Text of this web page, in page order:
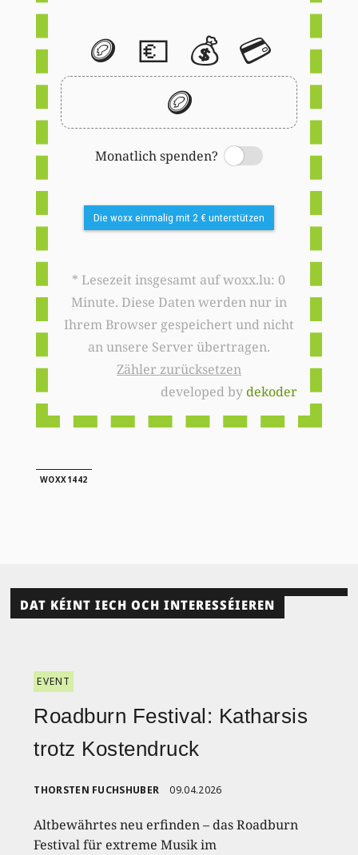
🪙 💶 💰 💳
🪙
Monatlich spenden?
Switch
Die woxx einmalig mit 2 € unterstützen
* Lesezeit insgesamt auf woxx.lu: 0
Minute. Diese Daten werden nur in
Ihrem Browser gespeichert und nicht
an unsere Server übertragen.
Zähler zurücksetzen
developed bydekoder
WOXX1442
DAT KÉINT IECH OCH INTERESSÉIEREN
EVENT
Roadburn Festival: Katharsis
trotz Kostendruck
THORSTEN FUCHSHUBER 09.04.2026
Altbewährtes neu erfinden – das Roadburn
Festival für extreme Musik im